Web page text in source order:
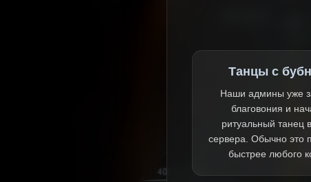
Танцы с
Наши админы уже
благовония и
ритуальный танец
сервера. Обычно это
быстрее любого